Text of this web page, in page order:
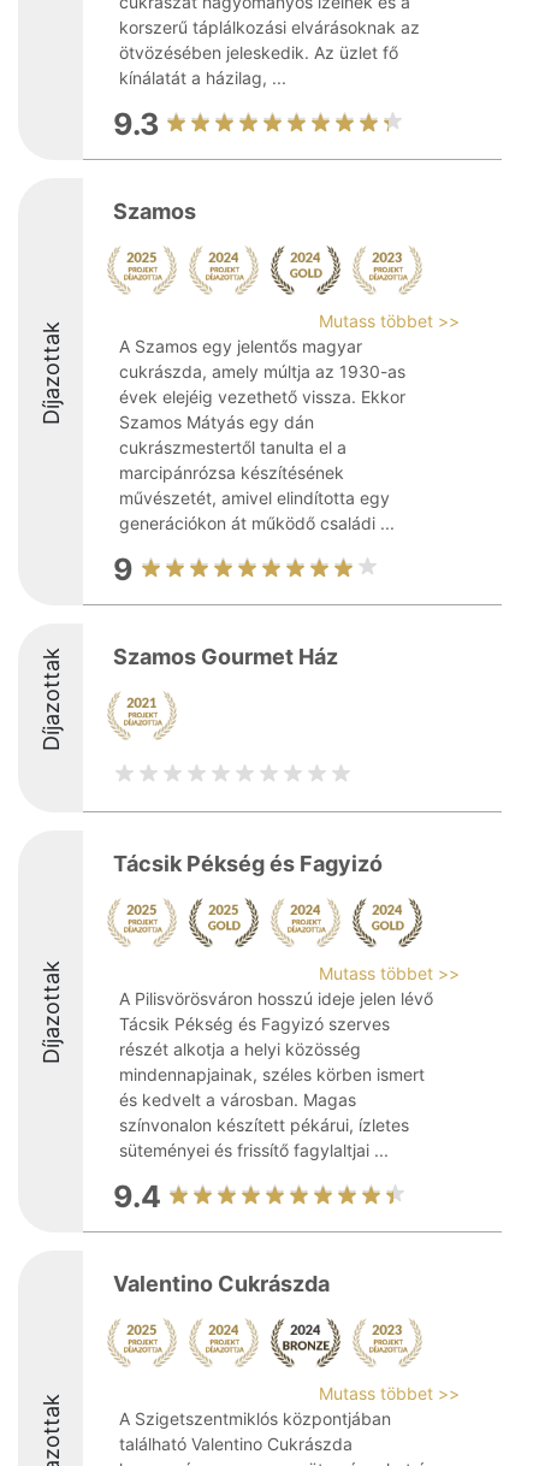
korszerű táplálkozási elvárásoknak az
ötvözésében jeleskedik. Az üzlet fő
kínálatát a házilag, ...
9.3
Díjazottak
Szamos
Mutass többet >>
A Szamos egy jelentős magyar
cukrászda, amely múltja az 1930-as
évek elejéig vezethető vissza. Ekkor
Szamos Mátyás egy dán
cukrászmestertől tanulta el a
marcipánrózsa készítésének
művészetét, amivel elindította egy
generációkon át működő családi ...
9
Díjazottak Szamos Gourmet Ház
Díjazottak
Tácsik Pékség és Fagyizó
Mutass többet >>
A Pilisvörösváron hosszú ideje jelen lévő
Tácsik Pékség és Fagyizó szerves
részét alkotja a helyi közösség
mindennapjainak, széles körben ismert
és kedvelt a városban. Magas
színvonalon készített pékárui, ízletes
süteményei és frissítő fagylaltjai ...
9.4
Díjazottak
Valentino Cukrászda
Mutass többet >>
A Szigetszentmiklós központjában
található Valentino Cukrászda